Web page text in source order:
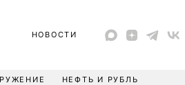
НОВОСТИ
НЕФТЬ И РУБЛЬ